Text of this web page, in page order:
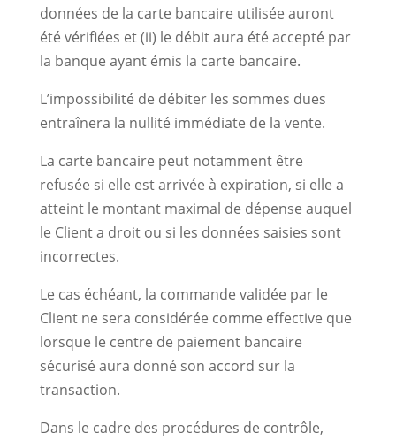
données de la carte bancaire utilisée auront
été vérifiées et (ii) le débit aura été accepté par
la banque ayant émis la carte bancaire.
L’impossibilité de débiter les sommes dues
entraînera la nullité immédiate de la vente.
La carte bancaire peut notamment être
refusée si elle est arrivée à expiration, si elle a
atteint le montant maximal de dépense auquel
le Client a droit ou si les données saisies sont
incorrectes.
Le cas échéant, la commande validée par le
Client ne sera considérée comme effective que
lorsque le centre de paiement bancaire
sécurisé aura donné son accord sur la
transaction.
Dans le cadre des procédures de contrôle,